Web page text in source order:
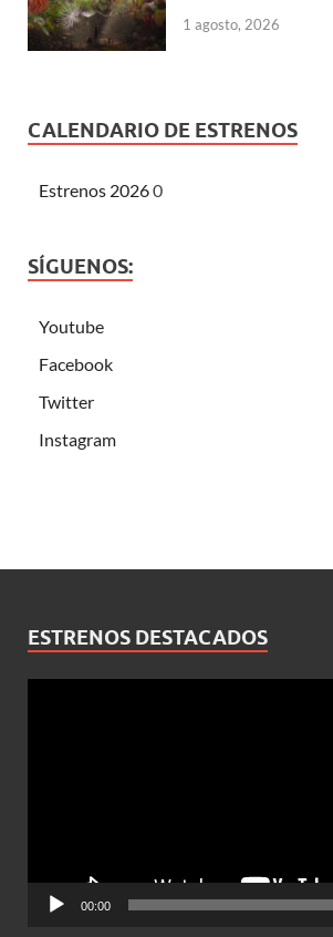
1 agosto, 2026
CALENDARIO DE ESTRENOS
Estrenos 20260
SÍGUENOS:
Youtube
Facebook
Twitter
Instagram
ESTRENOS DESTACADOS
00:00